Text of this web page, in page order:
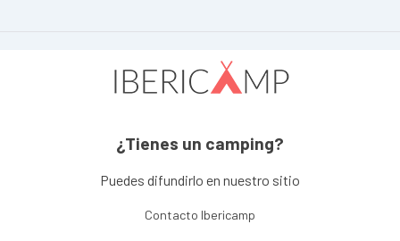
¿Tienes un camping?
Puedes difundirlo en nuestro sitio
Contacto Ibericamp